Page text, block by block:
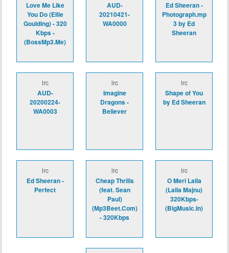
Love Me Like
You Do (Ellie
Goulding) - 320
Kbps -
(BossMp3.Me)
AUD-
20210421-
WA0000
Ed Sheeran -
Photograph.mp
3 by Ed
Sheeran
lrc
AUD-
20200224-
WA0003
lrc
Imagine
Dragons -
Believer
lrc
Shape of You
by Ed Sheeran
lrc
Ed Sheeran -
Perfect
lrc
Cheap Thrills
(feat. Sean
Paul)
(Mp3Beet.Com)
- 320Kbps
lrc
O Meri Laila
(Laila Majnu)
320Kbps-
(BigMusic.In)